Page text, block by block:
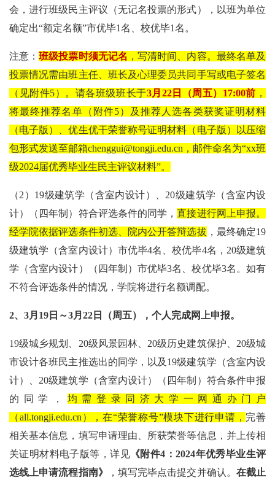
会，进行班级民主评议（无记名投票的形式），以班为单位
确定出“额定名额”市优毕1名、校优毕1名。
注意：班级投票时须无记名 ，写清时间、内容。最终名单及
投票情况需由班主任、班长及心理委员共同手写或电子签名
（见附件5）。请各班级班长于3月 22日（周五） 17:00前 ，
将最终推荐名单（附件5）及推荐人选各类获奖证明材料
（电子版）、优生优干荣誉称号证明材料（电子版）以压缩
包形式发送至邮箱chenggui@tongji.edu.cn ，邮件命名为“xx班
级2024届优秀毕业生民主评议材料”。
（2 ） 19级建筑学（含室内设计）、 20级建筑学（含室内设
计）（四年制）符合评选条件的同学，直接进行网上申报。
经学院依据评选条件初选、院内公开答辩选拔 ，最终确定19
级建筑学（含室内设计）市优毕4名、校优毕4名， 20级建筑
学（含室内设计）（四年制）市优毕3名、校优毕3名。如有
不符合评选条件的情况，学院将进行名额调配。
2、 3月 19 日～3月 22 日（周五），个人完成网上申报。
19级城乡规划、 20级风景园林、 20级历史建筑保护、 20级城
市设计各班民主推选出的同学，以及 19级建筑学（含室内设
计）、 20级建筑学（含室内设计）（四年制）符合条件申报
的同学， 均需登录同济大学一网通办门户
（all.tongji.edu.cn ），在“荣誉称号”模块下进行申请， 完善
相关基本信息，填写申请理由、所获荣誉等信息，并上传相
关证明材料电子版等，详见 《附件4 ：2024年优秀毕业生评
选线上申请流程指南》
，填写完毕点击提交并确认。 在截止